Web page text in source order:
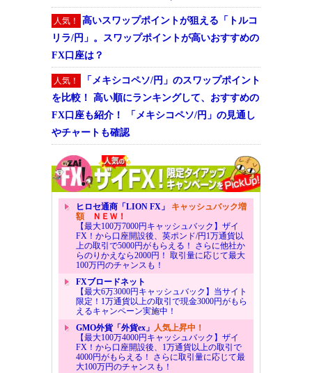
人気！
高いスワップポイントが狙える「トルコ
リラ/円」。スワップポイントが高いおすすめの
FX口座は？
人気！
「メキシコペソ/円」のスワップポイント
を比較！ 高い順にランキングして、おすすめの
FX口座も紹介！ 「メキシコペソ/円」の見通し
やチャートも確認
ヒロセ通商「LION FX」 キャッシュバック増
額ＮＥＷ！
【最大100万7000円キャッシュバック】ザイ
FX！から口座開設後、英ポンド/円1万通貨以
上の取引で5000円がもらえる！ さらに他社か
らのりかえなら2000円！ 取引量に応じて最大
100万円のチャンスも！
FXブロードネット
【最大6万3000円キャッシュバック】当サイト
限定！1万通貨以上の取引で現金3000円がもら
えるキャンペーン実施中！
GMO外貨「外貨ex」 人気上昇中！
【最大100万4000円キャッシュバック】ザイ
FX！から口座開設後、1万通貨以上の取引で
4000円がもらえる！ さらに取引量に応じて最
大100万円のチャンスも！